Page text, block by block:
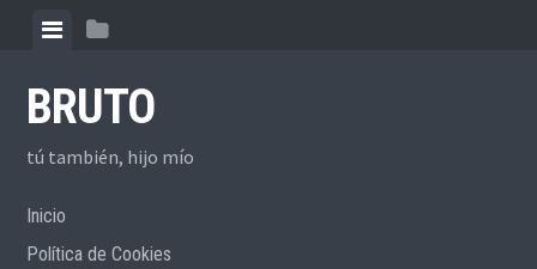
Skip to content
View menuView sidebar
BRUTO
tú también, hijo mío
Inicio
Política de Cookies